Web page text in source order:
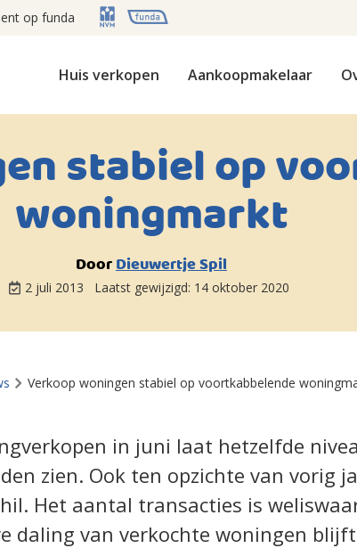
op funda
Huis verkopen Aankoopmakelaar
stabiel op
woningmarkt
DoorDieuwertje Spil
2 juli 2013 Laatst gewijzigd: 14 oktober 2020
Verkoop woningen stabiel op voortkabbelende
in juni laat hetzelfde
zien. Ook ten opzichte van vorig
Het aantal transacties is
daling van verkochte woningen